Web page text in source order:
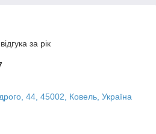
за рік
44, 45002, Ковель, Україна